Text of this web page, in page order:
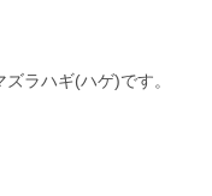
ラハギ(ハゲ)です。